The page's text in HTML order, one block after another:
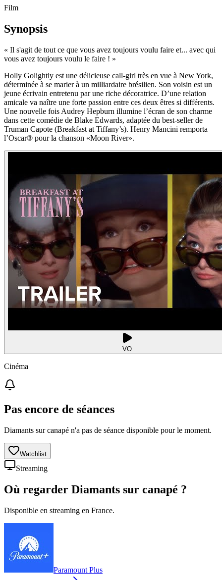
Film
Synopsis
« Il s'agit de tout ce que vous avez toujours voulu faire et... avec qui
vous avez toujours voulu le faire ! »
Holly Golightly est une délicieuse call-girl très en vue à New York,
déterminée à se marier à un milliardaire brésilien. Son voisin est un
jeune écrivain entretenu par une riche décoratrice. D’une relation
amicale va naître une forte passion entre ces deux êtres si différents.
Une nouvelle fois Audrey Hepburn illumine l’écran de son charme
dans cette comédie de Blake Edwards, adaptée du best-seller de
Truman Capote (Breakfast at Tiffany’s). Henry Mancini remporta
l’Oscar® pour la chanson «Moon River».
VO
Cinéma
Pas encore de séances
Diamants sur canapé n'a pas de séance disponible pour le moment.
Watchlist
Streaming
Où regarder Diamants sur canapé ?
Disponible en streaming en France.
Paramount Plus